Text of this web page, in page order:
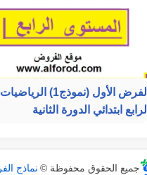
الثالثة
الفرض الأول (نموذج1) الرياضيات
الرابع ابتدائي الدورة الثانية
جميع الحقوق محفوظة © نماذج